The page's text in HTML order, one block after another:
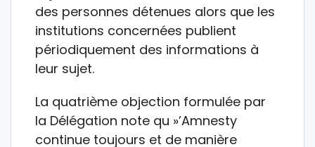
des personnes détenues alors que les
institutions concernées publient
périodiquement des informations à
leur sujet.
La quatrième objection formulée par
la Délégation note qu »’Amnesty
continue toujours et de manière